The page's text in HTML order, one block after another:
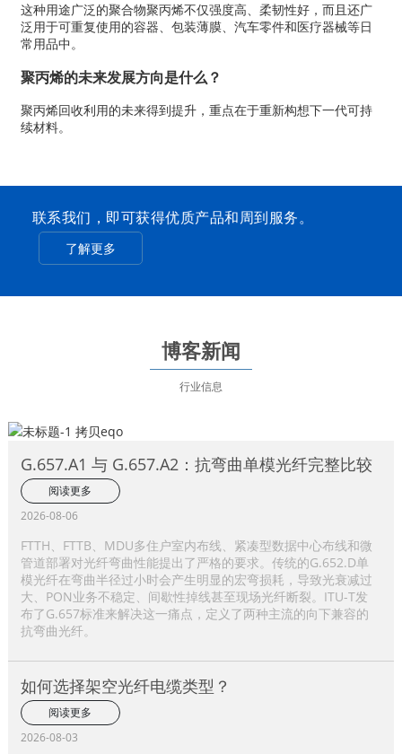
这种用途广泛的聚合物聚丙烯不仅强度高、柔韧性好，而且还广
泛用于可重复使用的容器、包装薄膜、汽车零件和医疗器械等日
常用品中。
聚丙烯的未来发展方向是什么？
聚丙烯回收利用的未来得到提升，重点在于重新构想下一代可持
续材料。
联系我们，即可获得优质产品和周到服务。
了解更多
博客新闻
行业信息
G.657.A1 与 G.657.A2：抗弯曲单模光纤完整比较
阅读更多
2026-08-06
FTTH、FTTB、MDU多住户室内布线、紧凑型数据中心布线和微
管道部署对光纤弯曲性能提出了严格的要求。传统的G.652.D单
模光纤在弯曲半径过小时会产生明显的宏弯损耗，导致光衰减过
大、PON业务不稳定、间歇性掉线甚至现场光纤断裂。ITU-T发
布了G.657标准来解决这一痛点，定义了两种主流的向下兼容的
抗弯曲光纤。
如何选择架空光纤电缆类型？
阅读更多
2026-08-03